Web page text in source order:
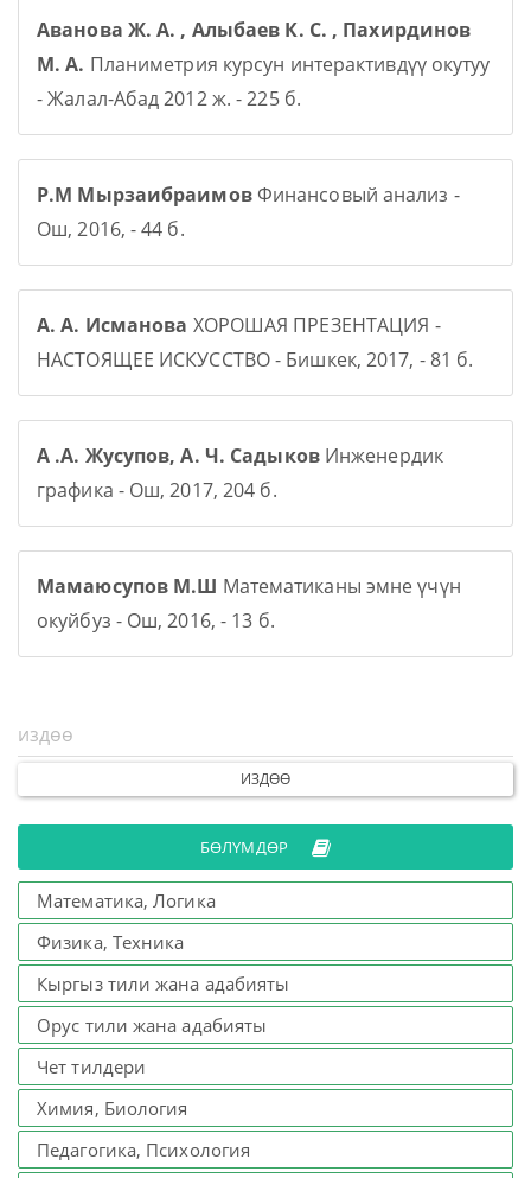
Аванова Ж. А. , Алыбаев К. С. , Пахирдинов
М. А. Планиметрия курсун интерактивдүү окутуу
- Жалал-Абад 2012 ж. - 225 б.
Р.М МырзаибраимовФинансовый анализ -
Ош, 2016, - 44 б.
А. А. Исманова ХОРОШАЯ ПРЕЗЕНТАЦИЯ -
НАСТОЯЩЕЕ ИСКУССТВО - Бишкек, 2017, - 81 б.
А .А. Жусупов, А. Ч. Садыков Инженердик
графика - Ош, 2017, 204 б.
Мамаюсупов М.Ш Математиканы эмне үчүн
окуйбуз - Ош, 2016, - 13 б.
ИЗДӨӨ
БӨЛҮМДӨР
Математика, Логика
Физика, Техника
Кыргыз тили жана адабияты
Орус тили жана адабияты
Чет тилдери
Химия, Биология
Педагогика, Психология